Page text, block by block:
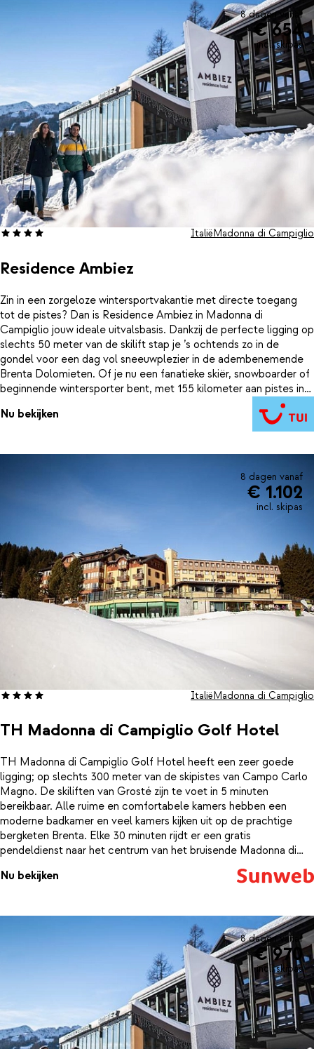
8 dagen vanaf
€ 654
incl. skipas
Residence Ambiez
ItaliëMadonna di Campiglio
Zin in een zorgeloze wintersportvakantie met directe toegang
tot de pistes? Dan is Residence Ambiez in Madonna di
Campiglio jouw ideale uitvalsbasis. Dankzij de perfecte ligging op
slechts 50 meter van de skilift stap je ’s ochtends zo in de
gondel voor een dag vol sneeuwplezier in de adembenemende
Brenta Dolomieten. Of je nu een fanatieke skiër, snowboarder of
beginnende wintersporter bent, met 155 kilometer aan pistes in
alle moeilijkheidsgraden vind je hier altijd de perfecte afdaling.
Na een lange dag in de sneeuw kom je heerlijk tot rust in het
verwarmde binnenzwembad of de wellnessfaciliteiten van de
waar ontspanning en sneeuwpret hand in hand gaan. Wacht niet
te lang, de berg roept!
Nu bekijken
8 dagen vanaf
€ 1.102
incl. skipas
TH Madonna di Campiglio Golf Hotel
ItaliëMadonna di Campiglio
TH Madonna di Campiglio Golf Hotel heeft een zeer goede
ligging; op slechts 300 meter van de skipistes van Campo Carlo
Magno. De skiliften van Grosté zijn te voet in 5 minuten
bereikbaar. Alle ruime en comfortabele kamers hebben een
moderne badkamer en veel kamers kijken uit op de prachtige
bergketen Brenta. Elke 30 minuten rijdt er een gratis
pendeldienst naar het centrum van het bruisende Madonna di
Campiglio. Er is een uitgebreide wellness met o.a. sauna en
Turks stoombad, waar je na een dag op de ski’s heerlijk kan
gezorgd voor amusement en vermaken de kinderen zich in de
Nu bekijken
8 dagen vanaf
€ 970
incl. skipas